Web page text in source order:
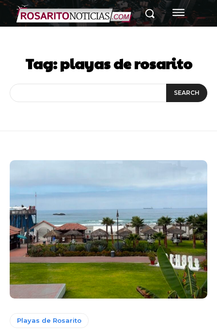
Tag:playas de rosarito
SEARCH
Playas de Rosarito